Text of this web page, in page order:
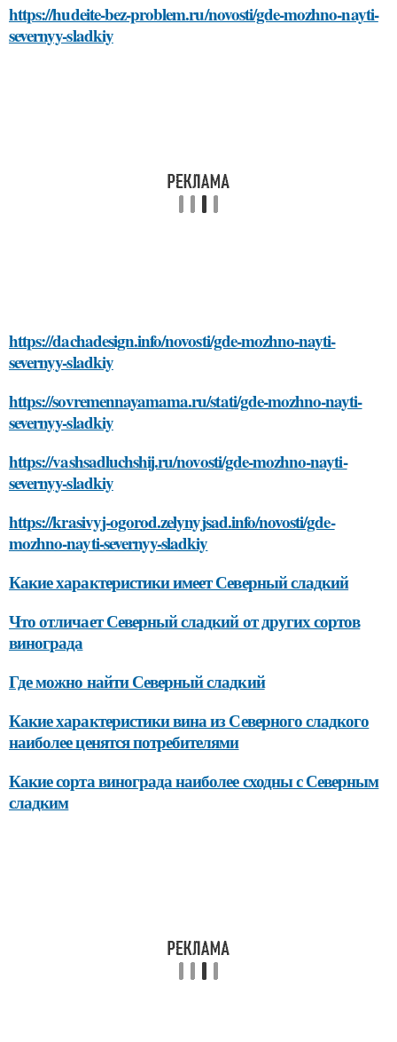
https://hudeite-bez-problem.ru/novosti/gde-mozhno-nayti-
severnyy-sladkiy
https://dachadesign.info/novosti/gde-mozhno-nayti-
severnyy-sladkiy
https://sovremennayamama.ru/stati/gde-mozhno-nayti-
severnyy-sladkiy
https://vashsadluchshij.ru/novosti/gde-mozhno-nayti-
severnyy-sladkiy
https://krasivyj-ogorod.zelynyjsad.info/novosti/gde-
mozhno-nayti-severnyy-sladkiy
Какие характеристики имеет Северный сладкий
Что отличает Северный сладкий от других сортов
винограда
Где можно найти Северный сладкий
Какие характеристики вина из Северного сладкого
наиболее ценятся потребителями
Какие сорта винограда наиболее сходны с Северным
сладким